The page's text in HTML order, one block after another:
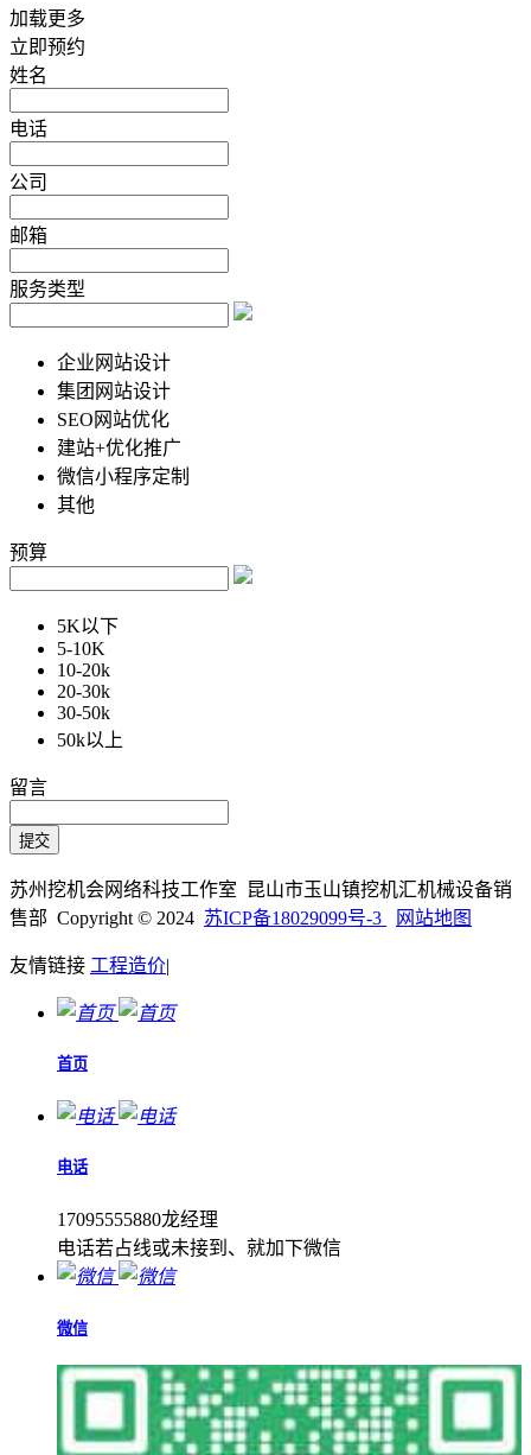
加载更多
立即预约
姓名
电话
公司
邮箱
服务类型
企业网站设计
集团网站设计
SEO网站优化
建站+优化推广
微信小程序定制
其他
预算
5K以下
5-10K
10-20k
20-30k
30-50k
50k以上
留言
苏州挖机会网络科技工作室 昆山市玉山镇挖机汇机械设备销
售部 Copyright © 2024 苏ICP备18029099号-3 网站地图
友情链接 工程造价|
首页
电话
17095555880龙经理
电话若占线或未接到、就加下微信
微信